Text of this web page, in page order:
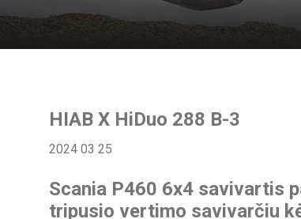
HIAB X HiDuo 288 B-3
2024 03 25
Scania P460 6x4 savivartis
tripusio vertimo savivarčiu